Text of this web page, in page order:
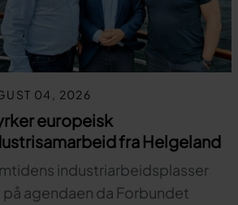
04, 2026
europeisk
fra Helgeland
industriarbeidsplasser
på agendaen da Forbundet